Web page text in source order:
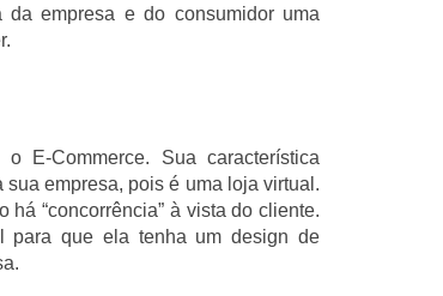
empresa e do consumidor uma
E-Commerce. Sua característica
empresa, pois é uma loja virtual.
“concorrência” à vista do cliente.
para que ela tenha um design de